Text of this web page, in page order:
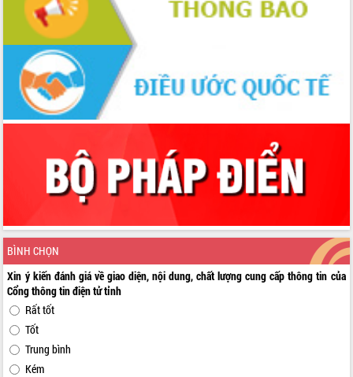
BÌNH CHỌN
Xin ý kiến đánh giá về giao diện, nội dung, chất lượng cung cấp thông tin của
Cổng thông tin điện tử tỉnh
Rất tốt
Tốt
Trung bình
Kém